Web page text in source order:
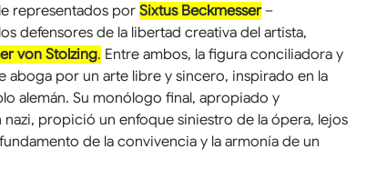
representados por Sixtus Beckmesser –
defensores de la libertad creativa del artista,
von Stolzing. Entre ambos, la figura conciliadora y
aboga por un arte libre y sincero, inspirado en la
alemán. Su monólogo final, apropiado y
propició un enfoque siniestro de la ópera, lejos
de la convivencia y la armonía de un